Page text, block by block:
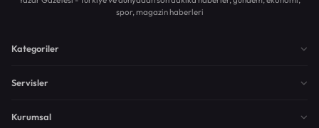
spor, magazin haberleri
Kategoriler
Servisler
Kurumsal